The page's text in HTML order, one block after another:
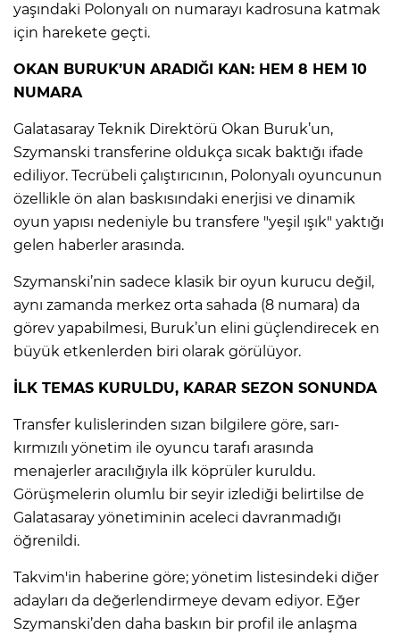
yaşındaki Polonyalı on numarayı kadrosuna katmak
için harekete geçti.
OKAN BURUK’UN ARADIĞI KAN: HEM 8 HEM 10
NUMARA
Galatasaray Teknik Direktörü Okan Buruk’un,
Szymanski transferine oldukça sıcak baktığı ifade
ediliyor. Tecrübeli çalıştırıcının, Polonyalı oyuncunun
özellikle ön alan baskısındaki enerjisi ve dinamik
oyun yapısı nedeniyle bu transfere "yeşil ışık" yaktığı
gelen haberler arasında.
Szymanski’nin sadece klasik bir oyun kurucu değil,
aynı zamanda merkez orta sahada (8 numara) da
görev yapabilmesi, Buruk’un elini güçlendirecek en
büyük etkenlerden biri olarak görülüyor.
İLK TEMAS KURULDU, KARAR SEZON SONUNDA
Transfer kulislerinden sızan bilgilere göre, sarı-
kırmızılı yönetim ile oyuncu tarafı arasında
menajerler aracılığıyla ilk köprüler kuruldu.
Görüşmelerin olumlu bir seyir izlediği belirtilse de
Galatasaray yönetiminin aceleci davranmadığı
öğrenildi.
Takvim'in haberine göre; yönetim listesindeki diğer
adayları da değerlendirmeye devam ediyor. Eğer
Szymanski’den daha baskın bir profil ile anlaşma